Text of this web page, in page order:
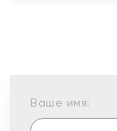
Ваше имя: